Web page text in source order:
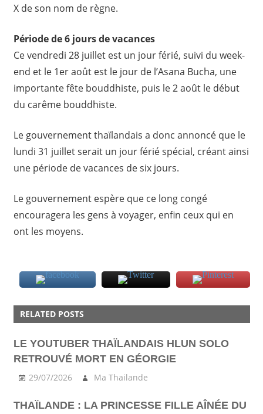
X de son nom de règne.
Période de 6 jours de vacances
Ce vendredi 28 juillet est un jour férié, suivi du week-
end et le 1er août est le jour de l’Asana Bucha, une
importante fête bouddhiste, puis le 2 août le début
du carême bouddhiste.
Le gouvernement thaïlandais a donc annoncé que le
lundi 31 juillet serait un jour férié spécial, créant ainsi
une période de vacances de six jours.
Le gouvernement espère que ce long congé
encouragera les gens à voyager, enfin ceux qui en
ont les moyens.
CULTURE
RELATED POSTS
LE YOUTUBER THAÏLANDAIS HLUN SOLO
RETROUVÉ MORT EN GÉORGIE
29/07/2026 Ma Thailande
THAÏLANDE : LA PRINCESSE FILLE AÎNÉE DU